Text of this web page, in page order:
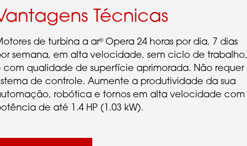
Técnicas
de turbina a ar®Opera 24 horas por dia, 7 dias
semana, em alta velocidade, sem ciclo de trabalho,
com qualidade de superfície aprimorada. Não requer
de controle. Aumente a produtividade da sua
robótica e tornos em alta velocidade com
de até 1.4 HP (1.03 kW).